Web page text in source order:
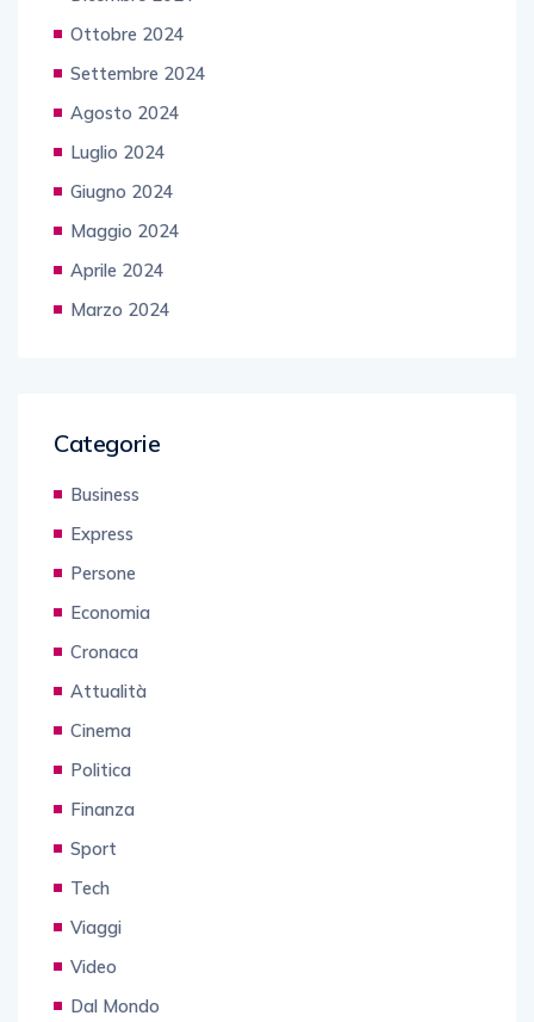
Ottobre 2024
Settembre 2024
Agosto 2024
Luglio 2024
Giugno 2024
Maggio 2024
Aprile 2024
Marzo 2024
Categorie
Business
Express
Persone
Economia
Cronaca
Attualità
Cinema
Politica
Finanza
Sport
Tech
Viaggi
Video
Dal Mondo